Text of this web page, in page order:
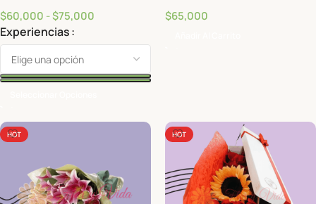
$60,000 -$75,000
Experiencias
$65,000
HOT HOT